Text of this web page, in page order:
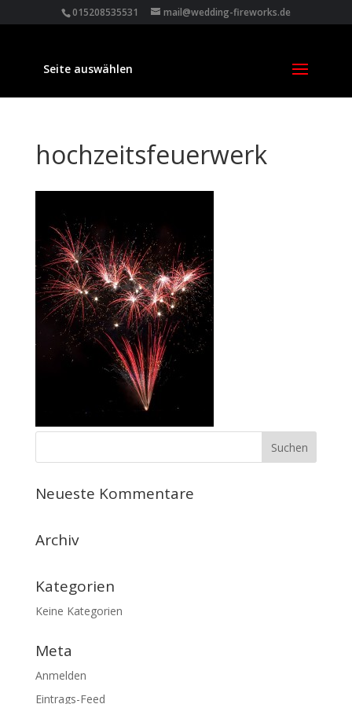
015208535531 mail@wedding-fireworks.de
Seite auswählen
hochzeitsfeuerwerk
Neueste Kommentare
Archiv
Kategorien
Keine Kategorien
Meta
Anmelden
Eintrags-Feed